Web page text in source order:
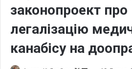
законопроект про
легалізацію
канабісу на